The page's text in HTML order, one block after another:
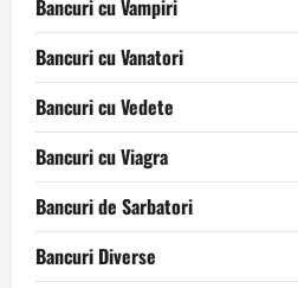
Bancuri cu Vampiri
Bancuri cu Vanatori
Bancuri cu Vedete
Bancuri cu Viagra
Bancuri de Sarbatori
Bancuri Diverse